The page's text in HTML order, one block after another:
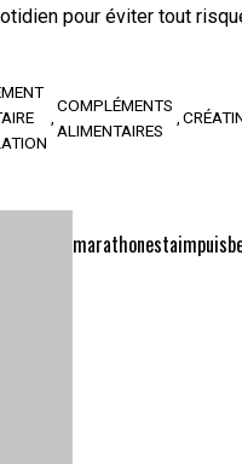
pour éviter tout
COMPLÉMENTS
ALIMENTAIRES